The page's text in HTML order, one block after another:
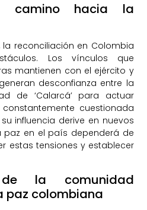
camino hacia la
reconciliación en Colombia
Los vínculos que
mantienen con el ejército y
desconfianza entre la
de ‘Calarcá’ para actuar
cuestionada
influencia derive en nuevos
paz en el país dependerá de
estas tensiones y establecer
la comunidad
paz colombiana